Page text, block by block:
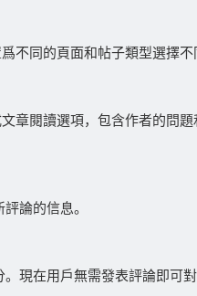
同的頁面和帖子類型選擇不
閱讀選項，包含作者的問
論的信息。
現在用戶無需發表評論即可